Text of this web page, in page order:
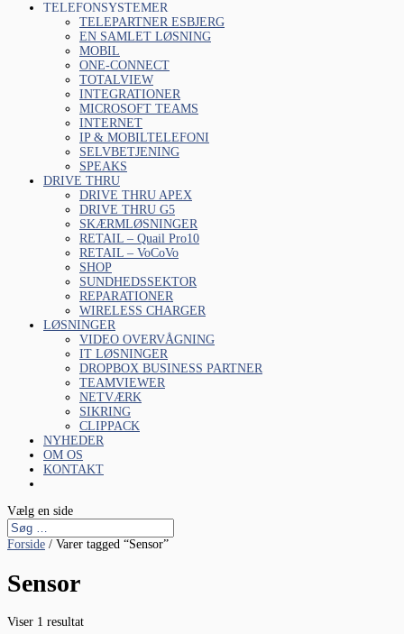
TELEFONSYSTEMER
TELEPARTNER ESBJERG
EN SAMLET LØSNING
MOBIL
ONE-CONNECT
TOTALVIEW
INTEGRATIONER
MICROSOFT TEAMS
INTERNET
IP & MOBILTELEFONI
SELVBETJENING
SPEAKS
DRIVE THRU
DRIVE THRU APEX
DRIVE THRU G5
SKÆRMLØSNINGER
RETAIL – Quail Pro10
RETAIL – VoCoVo
SHOP
SUNDHEDSSEKTOR
REPARATIONER
WIRELESS CHARGER
LØSNINGER
VIDEO OVERVÅGNING
IT LØSNINGER
DROPBOX BUSINESS PARTNER
TEAMVIEWER
NETVÆRK
SIKRING
CLIPPACK
NYHEDER
OM OS
KONTAKT
Vælg en side
Forside / Varer tagged “Sensor”
Sensor
Viser 1 resultat